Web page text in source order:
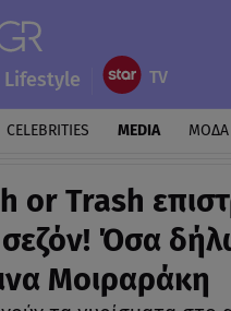
Lifestyle
CELEBRITIES MEDIA ΜΟΔΑ
or Trash
σεζόν! Όσα
Μοιραράκη